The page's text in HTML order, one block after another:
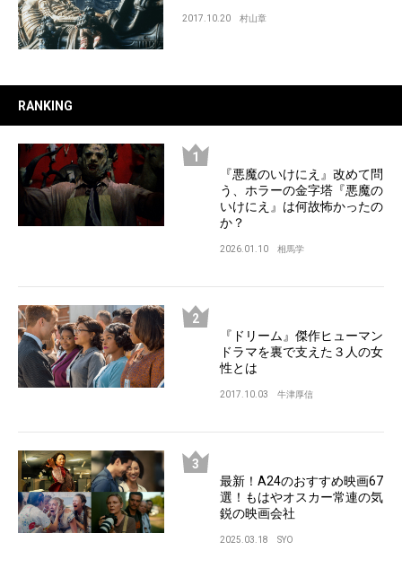
2017.10.20 村山章
RANKING
『悪魔のいけにえ』改めて問
う、ホラーの金字塔『悪魔の
いけにえ』は何故怖かったの
か？
2026.01.10 相馬学
『ドリーム』傑作ヒューマン
ドラマを裏で支えた３人の女
性とは
2017.10.03 牛津厚信
最新！A24のおすすめ映画67
選！もはやオスカー常連の気
鋭の映画会社
2025.03.18 SYO